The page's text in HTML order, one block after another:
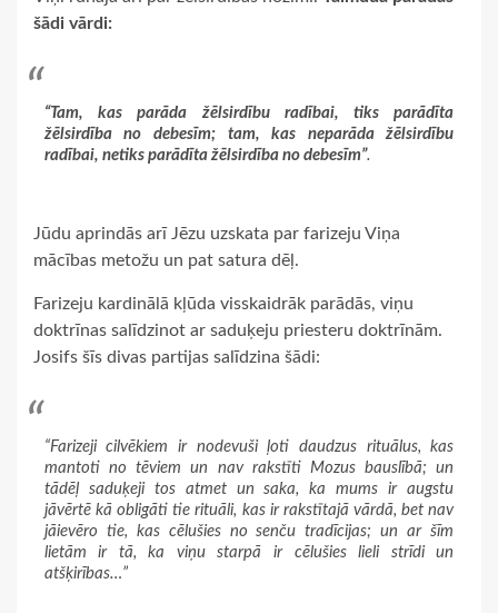
šādi vārdi:
“Tam, kas parāda žēlsirdību radībai, tiks parādīta
žēlsirdība no debesīm; tam, kas neparāda žēlsirdību
radībai, netiks parādīta žēlsirdība no debesīm”.
Jūdu aprindās arī Jēzu uzskata par farizeju Viņa
mācības metožu un pat satura dēļ.
Farizeju kardinālā kļūda visskaidrāk parādās, viņu
doktrīnas salīdzinot ar saduķeju priesteru doktrīnām.
Josifs šīs divas partijas salīdzina šādi:
“Farizeji cilvēkiem ir nodevuši ļoti daudzus rituālus, kas
mantoti no tēviem un nav rakstīti Mozus bauslībā; un
tādēļ saduķeji tos atmet un saka, ka mums ir augstu
jāvērtē kā obligāti tie rituāli, kas ir rakstītajā vārdā, bet nav
jāievēro tie, kas cēlušies no senču tradīcijas; un ar šīm
lietām ir tā, ka viņu starpā ir cēlušies lieli strīdi un
atšķirības…”